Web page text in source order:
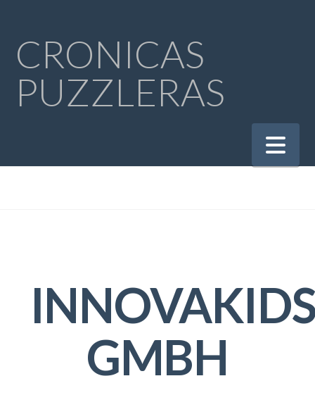
CRONICAS
PUZZLERAS
GMBH